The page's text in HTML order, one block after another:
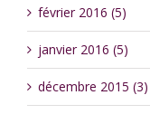
février 2016 (5)
janvier 2016 (5)
décembre 2015 (3)